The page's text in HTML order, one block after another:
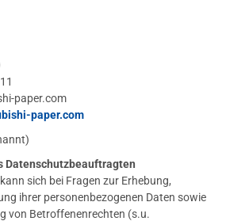
paper.com
paper.com
Datenschutzbeauftragten
sich bei Fragen zur Erhebung,
ihrer personenbezogenen Daten sowie
von Betroffenenrechten (s.u.